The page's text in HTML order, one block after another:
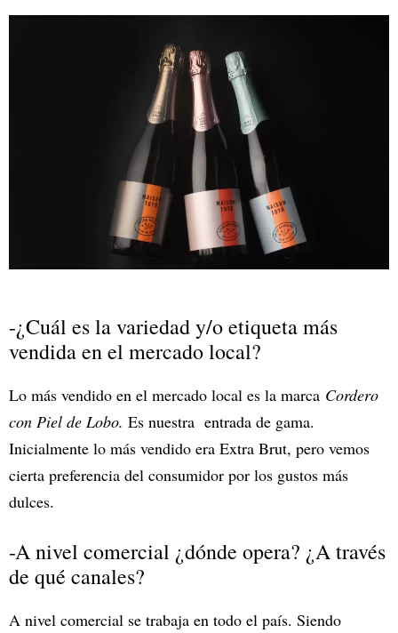
-¿Cuál es la variedad y/o etiqueta más
vendida en el mercado local?
Lo más vendido en el mercado local es la marca Cordero
con Piel de Lobo. Es nuestra entrada de gama.
Inicialmente lo más vendido era Extra Brut, pero vemos
cierta preferencia del consumidor por los gustos más
dulces.
-A nivel comercial ¿dónde opera? ¿A través
de qué canales?
A nivel comercial se trabaja en todo el país. Siendo